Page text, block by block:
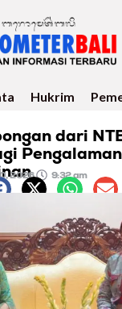
Hukrim
dari
2026 9:32 am